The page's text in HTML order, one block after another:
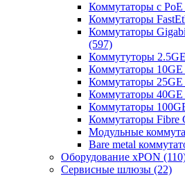
Коммутаторы с PoE
Коммутаторы
Коммутаторы
(597)
Коммутуторы
Коммутаторы 10GE
Коммутаторы 25GE
Коммутаторы 40GE
Коммутаторы
Коммутаторы Fibre
Модульные
Bare metal
Оборудование xPON
Сервисные шлюзы (22)